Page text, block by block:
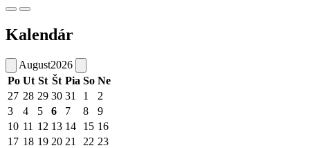
Kalendár
August2026
Po Ut St Št Pia So Ne
27 28 29 30 31 1
2
3
4 5 6 7 8
9
10 11 12 13 14 15 16
17 18 19 20 21 22 23